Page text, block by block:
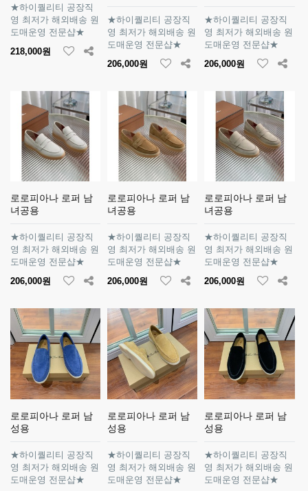
★하이퀄리티 공장직
영 최저가 해외배송 원
도매운영 전문샵★
218,000원
★하이퀄리티 공장직
영 최저가 해외배송 원
도매운영 전문샵★
206,000원
★하이퀄리티 공장직
영 최저가 해외배송 원
도매운영 전문샵★
206,000원
로로피아나 로퍼 남
녀공용
★하이퀄리티 공장직
영 최저가 해외배송 원
도매운영 전문샵★
206,000원
로로피아나 로퍼 남
녀공용
★하이퀄리티 공장직
영 최저가 해외배송 원
도매운영 전문샵★
206,000원
로로피아나 로퍼 남
녀공용
★하이퀄리티 공장직
영 최저가 해외배송 원
도매운영 전문샵★
206,000원
로로피아나 로퍼 남
성용
★하이퀄리티 공장직
영 최저가 해외배송 원
도매운영 전문샵★
로로피아나 로퍼 남
성용
★하이퀄리티 공장직
영 최저가 해외배송 원
도매운영 전문샵★
로로피아나 로퍼 남
성용
★하이퀄리티 공장직
영 최저가 해외배송 원
도매운영 전문샵★